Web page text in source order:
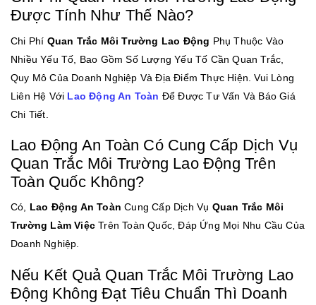
Được Tính Như Thế Nào?
Chi Phí Quan Trắc Môi Trường Lao Động Phụ Thuộc Vào
Nhiều Yếu Tố, Bao Gồm Số Lượng Yếu Tố Cần Quan Trắc,
Quy Mô Của Doanh Nghiệp Và Địa Điểm Thực Hiện. Vui Lòng
Liên Hệ Với Lao Động An Toàn Để Được Tư Vấn Và Báo Giá
Chi Tiết.
Lao Động An Toàn Có Cung Cấp Dịch Vụ
Quan Trắc Môi Trường Lao Động Trên
Toàn Quốc Không?
Có, Lao Động An Toàn Cung Cấp Dịch Vụ Quan Trắc Môi
Trường Làm Việc Trên Toàn Quốc, Đáp Ứng Mọi Nhu Cầu Của
Doanh Nghiệp.
Nếu Kết Quả Quan Trắc Môi Trường Lao
Động Không Đạt Tiêu Chuẩn Thì Doanh